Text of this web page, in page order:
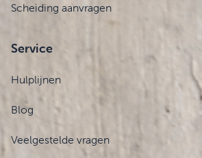
Scheiding aanvragen
Service
Hulplijnen
Blog
Veelgestelde vragen